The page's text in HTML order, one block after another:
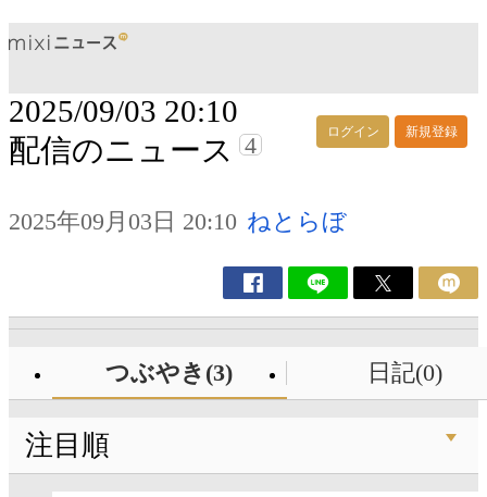
ログイン 新規登録
2025/09/03 20:10
配信のニュース 4
2025年09月03日 20:10 ねとらぼ
つぶやき(3) 日記(0)
注目順